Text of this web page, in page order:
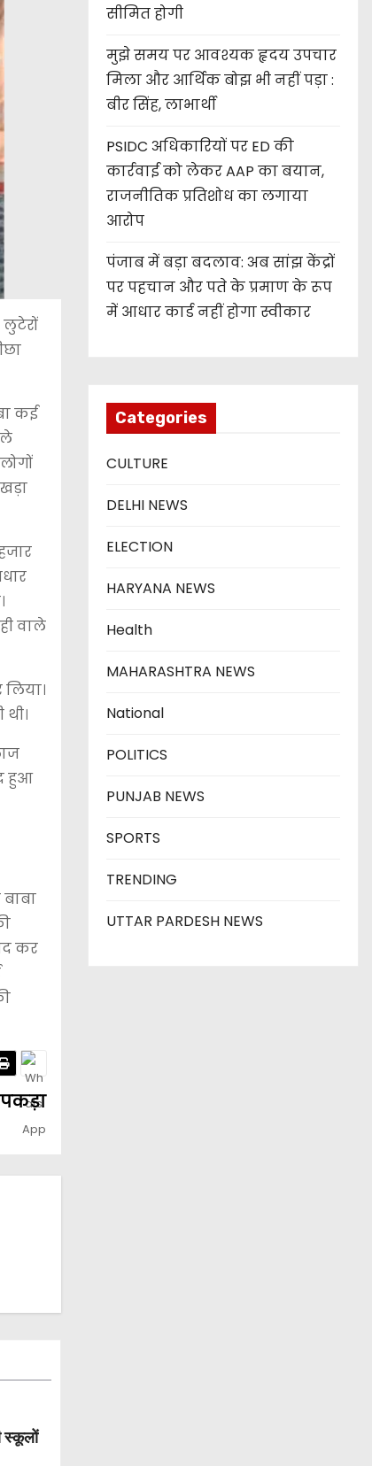
कई
वाले
हुआ
कर
पकड़ा
स्कूलों
सीमित होगी
मुझे समय पर आवश्यक हृदय उपचार
मिला और आर्थिक बोझ भी नहीं पड़ा :
बीर सिंह, लाभार्थी
PSIDC अधिकारियों पर ED की
कार्रवाई को लेकर AAP का बयान,
राजनीतिक प्रतिशोध का लगाया
आरोप
पंजाब में बड़ा बदलाव: अब सांझ केंद्रों
पर पहचान और पते के प्रमाण के रूप
में आधार कार्ड नहीं होगा स्वीकार
Categories
CULTURE
DELHI NEWS
ELECTION
HARYANA NEWS
Health
MAHARASHTRA NEWS
National
POLITICS
PUNJAB NEWS
SPORTS
TRENDING
UTTAR PARDESH NEWS